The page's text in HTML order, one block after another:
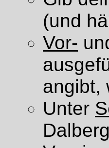
(und
Vor-
angibt,
Unter